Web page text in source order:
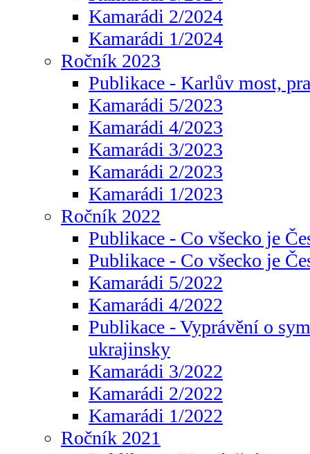
Kamarádi 2/2024
Kamarádi 1/2024
Ročník 2023
Publikace - Karlův most,
Kamarádi 5/2023
Kamarádi 4/2023
Kamarádi 3/2023
Kamarádi 2/2023
Kamarádi 1/2023
Ročník 2022
Publikace - Co všecko je
Publikace - Co všecko je
Kamarádi 5/2022
Kamarádi 4/2022
Publikace - Vyprávění o
ukrajinsky
Kamarádi 3/2022
Kamarádi 2/2022
Kamarádi 1/2022
Ročník 2021